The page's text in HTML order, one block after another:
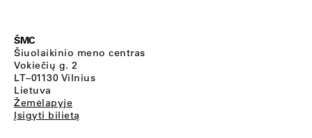
ŠMC
Šiuolaikinio meno centras
Vokiečių g. 2
LT–01130 Vilnius
Lietuva
Žemėlapyje
Įsigyti bilietą